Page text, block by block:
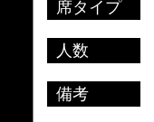
席タイプ
人数
備考